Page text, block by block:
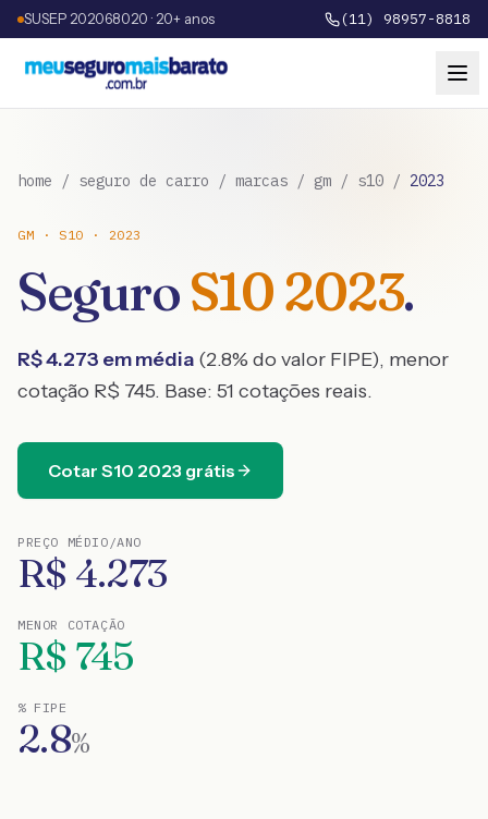
SUSEP 202068020 · 20+ anos (11) 98957-8818
home / seguro de carro / marcas / gm / s10 / 2023
GM ·S10 · 2023
SeguroS102023.
R$4.273 em média (2.8% do valor FIPE), menor
cotação R$ 745. Base: 51 cotações reais.
Cotar S10 2023 grátis
PREÇO MÉDIO/ANO
R$ 4.273
MENOR COTAÇÃO
R$ 745
% FIPE
2.8%